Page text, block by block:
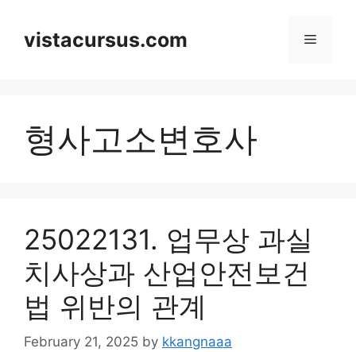
contentvistacursus.com Menu
형사고소변호사
25022131. 업무상 과실
치사상과 산업안전보건
법 위반의 관계
February 21, 2025 by kkangnaaa